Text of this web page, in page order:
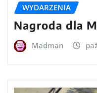
WYDARZENIA
Nagroda dla
Madman